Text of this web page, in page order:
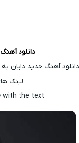
دانلود آهنگ
دانلود آهنگ جدید دایان
لینک
with the text